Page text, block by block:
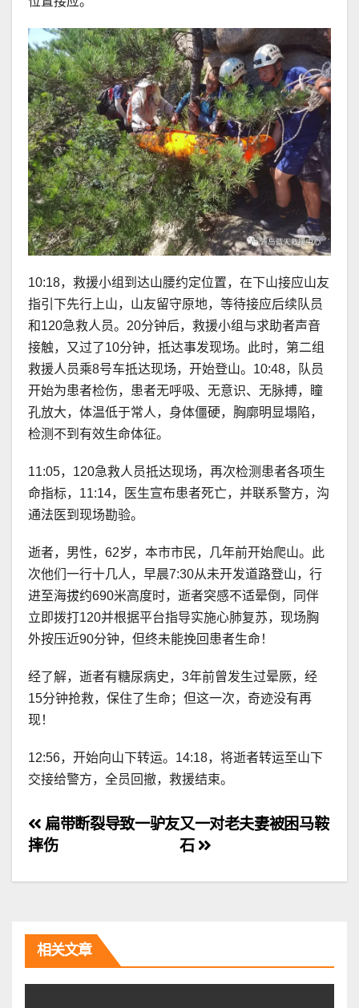
10:18，救援小组到达山腰约定位置，在下山接应山友
指引下先行上山，山友留守原地，等待接应后续队员
和120急救人员。20分钟后，救援小组与求助者声音
接触，又过了10分钟，抵达事发现场。此时，第二组
救援人员乘8号车抵达现场，开始登山。10:48，队员
开始为患者检伤，患者无呼吸、无意识、无脉搏，瞳
孔放大，体温低于常人，身体僵硬，胸廓明显塌陷，
检测不到有效生命体征。
11:05，120急救人员抵达现场，再次检测患者各项生
命指标，11:14，医生宣布患者死亡，并联系警方，沟
通法医到现场勘验。
逝者，男性，62岁，本市市民，几年前开始爬山。此
次他们一行十几人，早晨7:30从未开发道路登山，行
进至海拔约690米高度时，逝者突感不适晕倒，同伴
立即拨打120并根据平台指导实施心肺复苏，现场胸
外按压近90分钟，但终未能挽回患者生命！
经了解，逝者有糖尿病史，3年前曾发生过晕厥，经
15分钟抢救，保住了生命；但这一次，奇迹没有再
现！
12:56，开始向山下转运。14:18，将逝者转运至山下
交接给警方，全员回撤，救援结束。
文
章
航
又一对老夫妻被困马鞍
石
扁带断裂导致一驴友
摔伤
相关文章